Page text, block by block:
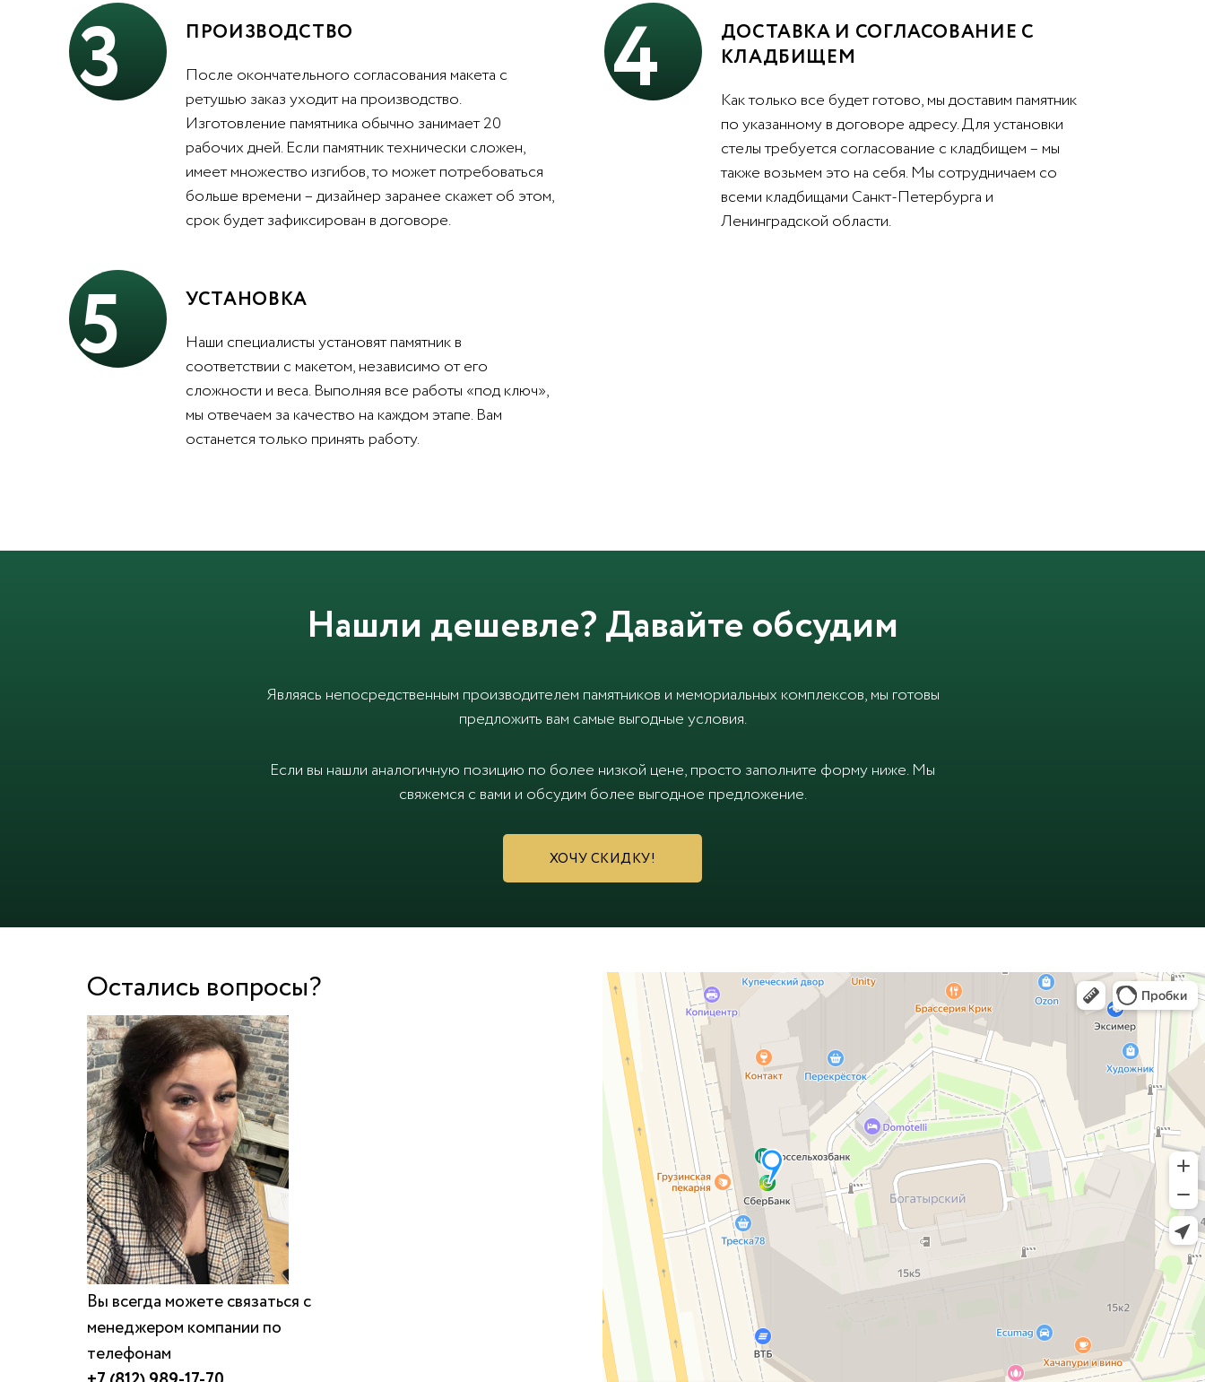
3 ПРОИЗВОДСТВО
После окончательного согласования макета с
ретушью заказ уходит на производство.
Изготовление памятника обычно занимает 20
рабочих дней. Если памятник технически сложен,
имеет множество изгибов, то может потребоваться
больше времени – дизайнер заранее скажет об этом,
срок будет зафиксирован в договоре.
4
ДОСТАВКА И СОГЛАСОВАНИЕ С
КЛАДБИЩЕМ
Как только все будет готово, мы доставим памятник
по указанному в договоре адресу. Для установки
стелы требуется согласование с кладбищем – мы
также возьмем это на себя. Мы сотрудничаем со
всеми кладбищами Санкт-Петербурга и
Ленинградской области.
5 УСТАНОВКА
Наши специалисты установят памятник в
соответствии с макетом, независимо от его
сложности и веса. Выполняя все работы «под ключ»,
мы отвечаем за качество на каждом этапе. Вам
останется только принять работу.
Нашли дешевле? Давайте обсудим
Являясь непосредственным производителем памятников и мемориальных комплексов, мы готовы
предложить вам самые выгодные условия.
Если вы нашли аналогичную позицию по более низкой цене, просто заполните форму ниже. Мы
свяжемся с вами и обсудим более выгодное предложение.
ХОЧУ СКИДКУ!
Остались вопросы?
Вы всегда можете связаться с
менеджером компании по
телефонам